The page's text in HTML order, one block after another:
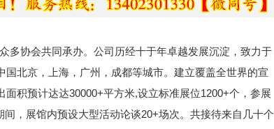
多协会共同承办。公司历经十于年卓越发展沉淀，致力于
北京，上海，广州，成都等城市。建立覆盖全世界的宣
积预计达达30000+平方米,设立标准展位1200+个，参展
间，展馆内预设大型活动论谈20+场次。共接待来自几十个